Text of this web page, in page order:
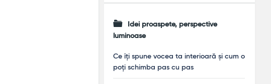
Idei proaspete, perspective
luminoase
Ce îți spune vocea ta interioară și cum o
poți schimba pas cu pas